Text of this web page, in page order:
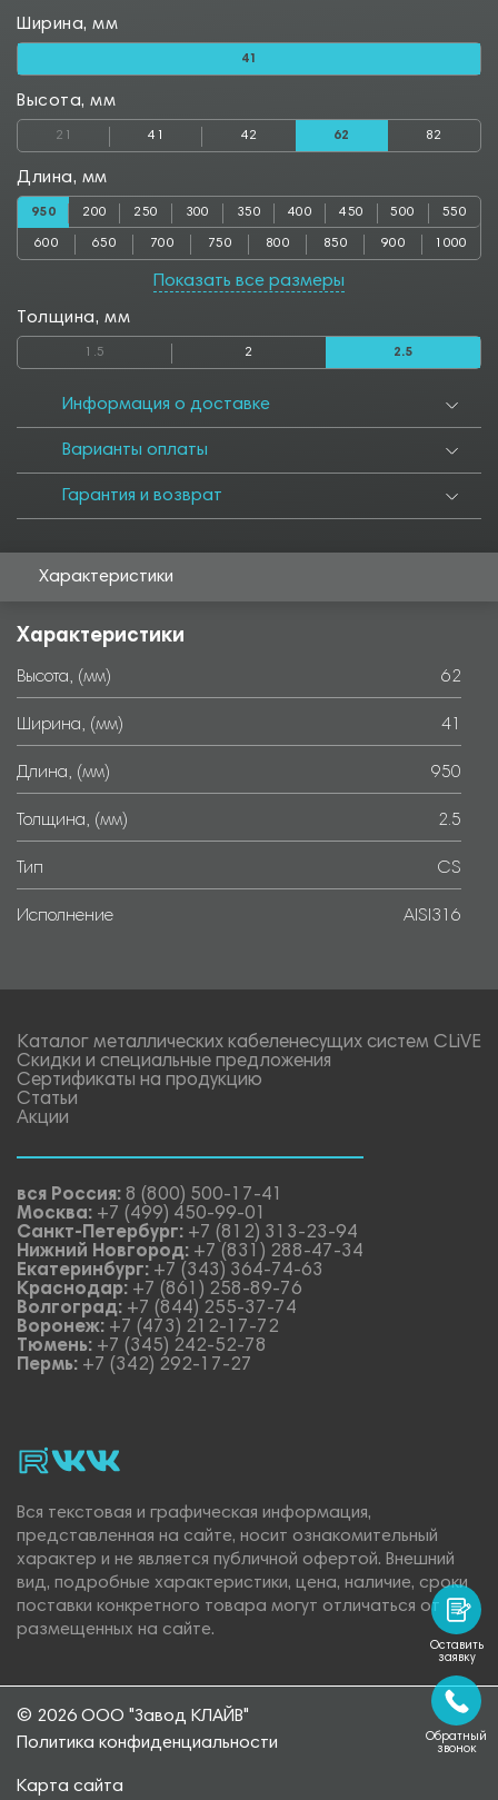
Ширина, мм
41
Высота, мм
21 41 42 62 82
Длина, мм
950 200 250 300 350 400 450 500 550
600 650 700 750 800 850 900 1000
Показать все размеры
Толщина, мм
1.5 2 2.5
Информация о доставке
Варианты оплаты
Гарантия и возврат
Характеристики
Характеристики
Высота, (мм) 62
Ширина, (мм) 41
Длина, (мм) 950
Толщина, (мм) 2.5
Тип CS
Исполнение AISI316
Каталог металлических кабеленесущих систем CLiVE
Скидки и специальные предложения
Сертификаты на продукцию
Статьи
Акции
вся Россия: 8 (800) 500-17-41
Москва: +7 (499) 450-99-01
Санкт-Петербург: +7 (812) 313-23-94
Нижний Новгород: +7 (831) 288-47-34
Екатеринбург: +7 (343) 364-74-63
Краснодар: +7 (861) 258-89-76
Волгоград: +7 (844) 255-37-74
Воронеж: +7 (473) 212-17-72
Тюмень: +7 (345) 242-52-78
Пермь: +7 (342) 292-17-27
rutubevk_video.
Vk.
Вся текстовая и графическая информация,
представленная на сайте, носит ознакомительный
характер и не является публичной офертой. Внешний
вид, подробные характеристики, цена, наличие, сроки
поставки конкретного товара могут отличаться от
размещенных на сайте.
© 2026 ООО "Завод КЛАЙВ"
Политика конфиденциальности
Карта сайта
Оставить
заявку
Обратный
звонок